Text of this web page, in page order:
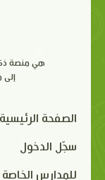
هي منصة
إلى
الصفحة الرئيسية
سجّل الدخول
للمدارس الخاصة